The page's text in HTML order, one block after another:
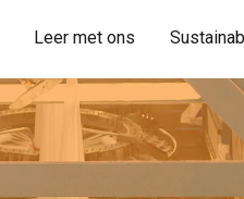
Leer met ons